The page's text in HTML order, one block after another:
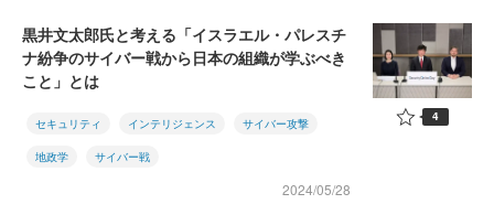
黒井文太郎氏と考える「イスラエル・パレスチ
ナ紛争のサイバー戦から日本の組織が学ぶべき
こと」とは
セキュリティ インテリジェンス サイバー攻撃
地政学 サイバー戦
2024/05/28
4